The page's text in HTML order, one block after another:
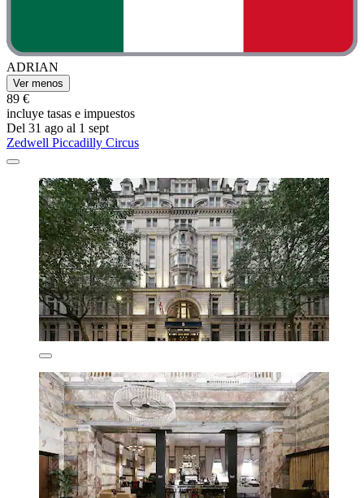
ADRIAN
Ver menos
89 €
incluye tasas e impuestos
Del 31 ago al 1 sept
Zedwell Piccadilly Circus